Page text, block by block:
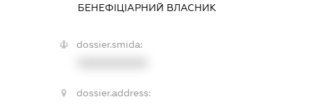
БЕНЕФІЦІАРНИЙ ВЛАСНИК
dossier.smida:
dossier.address: